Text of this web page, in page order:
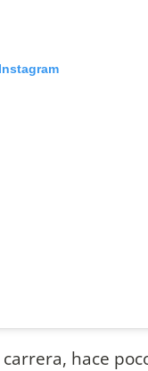
hace